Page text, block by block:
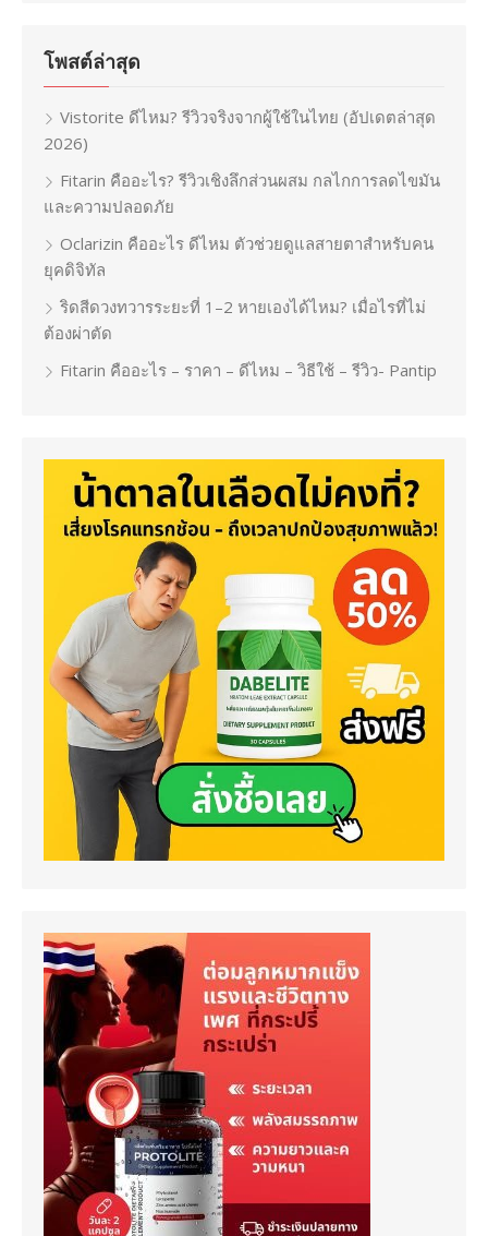
โพสต์ล่าสุด
Vistorite ดีไหม? รีวิวจริงจากผู้ใช้ในไทย (อัปเดตล่าสุด
2026)
Fitarin คืออะไร? รีวิวเชิงลึกส่วนผสม กลไกการลดไขมัน
และความปลอดภัย
Oclarizin คืออะไร ดีไหม ตัวช่วยดูแลสายตาสำหรับคน
ยุคดิจิทัล
ริดสีดวงทวารระยะที่ 1–2 หายเองได้ไหม? เมื่อไรที่ไม่
ต้องผ่าตัด
Fitarin คืออะไร – ราคา – ดีไหม – วิธีใช้ – รีวิว- Pantip